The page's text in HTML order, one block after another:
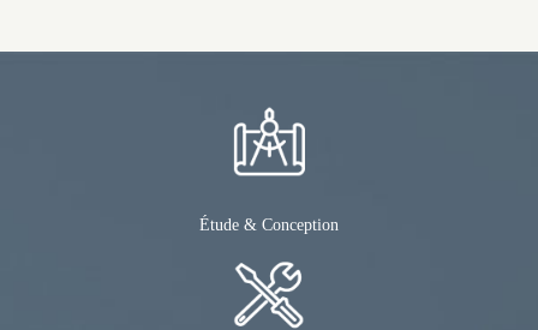
Étude & Conception